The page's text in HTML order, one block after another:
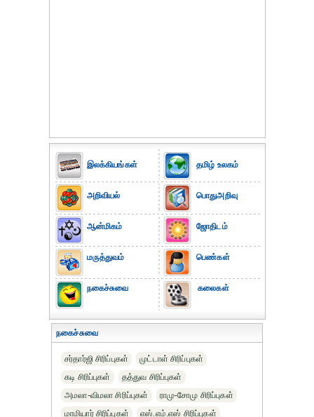
இலக்கியங்கள்
அறிவியல்
ஆன்மிகம்
மருத்துவம்
நகைச்சுவை
தமிழ் உலகம்
பொதுஅறிவு
ஜோதிடம்
பெண்கள்
கலைகள்
நகைச்சுவை
சர்தார்ஜி சிரிப்புகள்
முட்டாள் சிரிப்புகள்
கடி சிரிப்புகள்
தத்துவ சிரிப்புகள்
அமலா-விமலா சிரிப்புகள்
ராமு-சோமு சிரிப்புகள்
மாமியார் சிரிப்புகள்
எஸ்.எம்.எஸ் சிரிப்புகள்